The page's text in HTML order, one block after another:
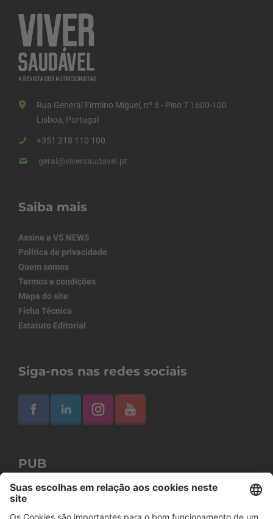
Rua General Firmino Miguel, nº 3 - Piso 7 1600-100
Lisboa, Portugal
+351 218 110 100
geral@viversaudavel.pt
Saiba mais
Assine a VS NEWS
Política de privacidade
Quem somos
Termos e condições
Mapa do site
Ficha Técnica
Estatuto Editorial
Siga-nos nas redes sociais
PUB